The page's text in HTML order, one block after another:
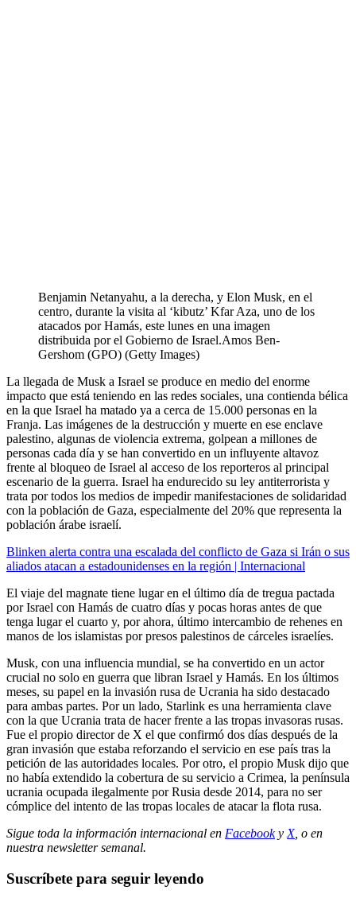
Benjamin Netanyahu, a la derecha, y Elon Musk, en el
centro, durante la visita al ‘kibutz’ Kfar Aza, uno de los
atacados por Hamás, este lunes en una imagen
distribuida por el Gobierno de Israel.Amos Ben-
Gershom (GPO) (Getty Images)
La llegada de Musk a Israel se produce en medio del enorme
impacto que está teniendo en las redes sociales, una contienda bélica
en la que Israel ha matado ya a cerca de 15.000 personas en la
Franja. Las imágenes de la destrucción y muerte en ese enclave
palestino, algunas de violencia extrema, golpean a millones de
personas cada día y se han convertido en un influyente altavoz
frente al bloqueo de Israel al acceso de los reporteros al principal
escenario de la guerra. Israel ha endurecido su ley antiterrorista y
trata por todos los medios de impedir manifestaciones de solidaridad
con la población de Gaza, especialmente del 20% que representa la
población árabe israelí.
Blinken alerta contra una escalada del conflicto de Gaza si Irán o sus
aliados atacan a estadounidenses en la región | Internacional
El viaje del magnate tiene lugar en el último día de tregua pactada
por Israel con Hamás de cuatro días y pocas horas antes de que
tenga lugar el cuarto y, por ahora, último intercambio de rehenes en
manos de los islamistas por presos palestinos de cárceles israelíes.
Musk, con una influencia mundial, se ha convertido en un actor
crucial no solo en guerra que libran Israel y Hamás. En los últimos
meses, su papel en la invasión rusa de Ucrania ha sido destacado
para ambas partes. Por un lado, Starlink es una herramienta clave
con la que Ucrania trata de hacer frente a las tropas invasoras rusas.
Fue el propio director de X el que confirmó dos días después de la
gran invasión que estaba reforzando el servicio en ese país tras la
petición de las autoridades locales. Por otro, el propio Musk dijo que
no había extendido la cobertura de su servicio a Crimea, la península
ucrania ocupada ilegalmente por Rusia desde 2014, para no ser
cómplice del intento de las tropas locales de atacar la flota rusa.
Sigue toda la información internacional en Facebooky X, o en
nuestra newsletter semanal.
Suscríbete para seguir leyendo